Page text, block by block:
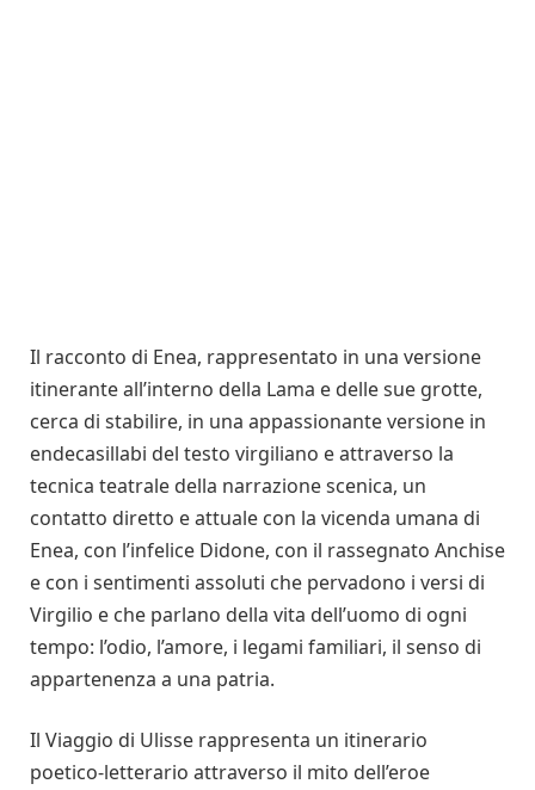
Il racconto di Enea, rappresentato in una versione
itinerante all’interno della Lama e delle sue grotte,
cerca di stabilire, in una appassionante versione in
endecasillabi del testo virgiliano e attraverso la
tecnica teatrale della narrazione scenica, un
contatto diretto e attuale con la vicenda umana di
Enea, con l’infelice Didone, con il rassegnato Anchise
e con i sentimenti assoluti che pervadono i versi di
Virgilio e che parlano della vita dell’uomo di ogni
tempo: l’odio, l’amore, i legami familiari, il senso di
appartenenza a una patria.
Il Viaggio di Ulisse rappresenta un itinerario
poetico-letterario attraverso il mito dell’eroe